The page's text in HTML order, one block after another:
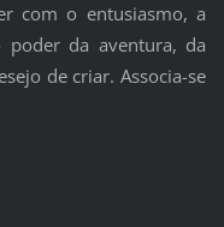
com o entusiasmo, a
poder da aventura, da
de criar. Associa-se